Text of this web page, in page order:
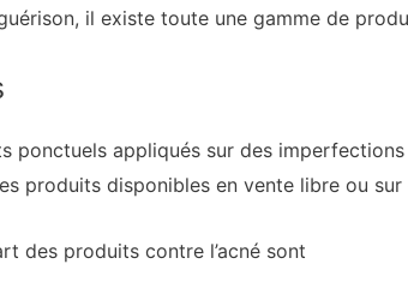
il existe toute une gamme de
ponctuels appliqués sur des
produits disponibles en vente libre ou sur
des produits contre l’acné sont